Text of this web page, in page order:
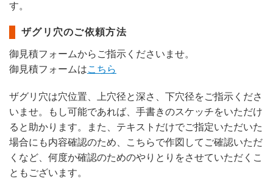
す。
ザグリ穴のご依頼方法
御見積フォームからご指示くださいませ。
御見積フォームはこちら
ザグリ穴は穴位置、上穴径と深さ、下穴径をご指示くださ
いませ。もし可能であれば、手書きのスケッチをいただけ
ると助かります。また、テキストだけでご指定いただいた
場合にも内容確認のため、こちらで作図してご確認いただ
くなど、何度か確認のためのやりとりをさせていただくこ
ともございます。